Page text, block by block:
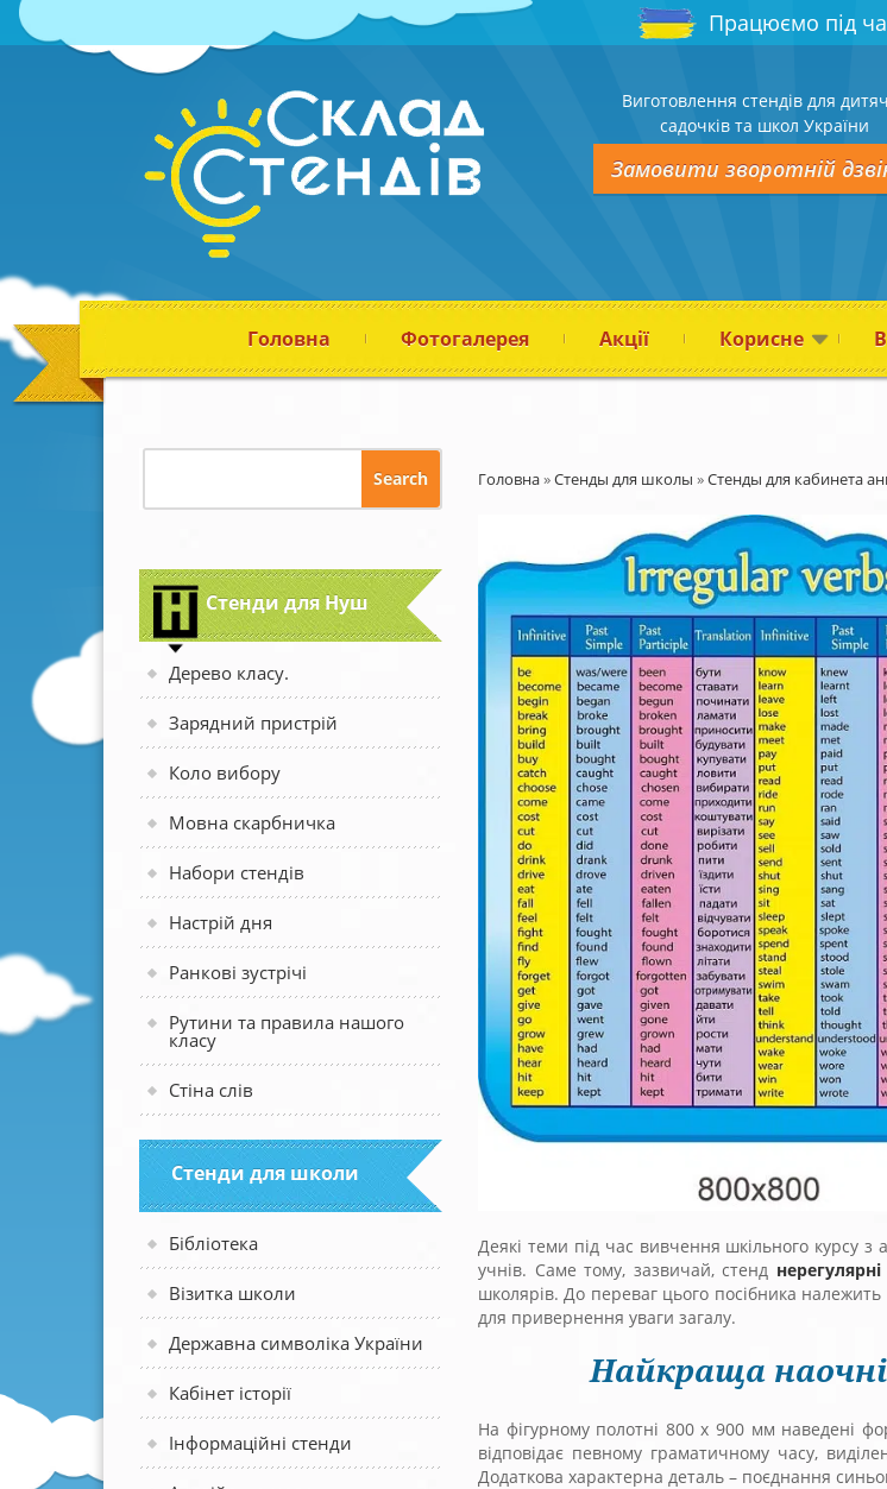
Працюємо під
Виготовлення стендів для
садочків та школ України
Замовити зворотній
Головна Фотогалерея Акції Корисне
Стенди для Нуш
Дерево класу.
Зарядний пристрій
Коло вибору
Мовна скарбничка
Набори стендів
Настрій дня
Ранкові зустрічі
Рутини та правила нашого
класу
Стіна слів
Стенди для школи
Бібліотека
Візитка школи
Державна символіка України
Кабінет історії
Інформаційні стенди
Головна»Стенды для школы »Стенды для кабинета
Деякі теми під час вивчення шкільного курсу з
учнів. Саме тому, зазвичай, стенд
школярів. До переваг цього посібника
для привернення уваги загалу.
Найкраща
На фігурному полотні 800 х 900 мм наведені
відповідає певному граматичному часу,
Додаткова характерна деталь – поєднання